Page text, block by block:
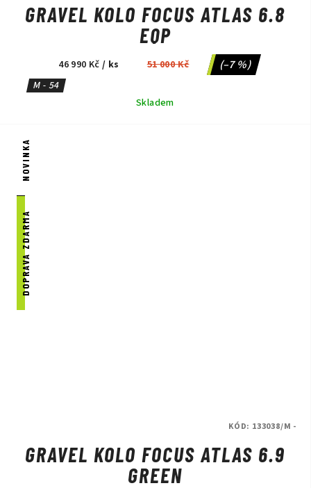
GRAVEL KOLO FOCUS ATLAS 6.8
EQP
46 990 Kč/ ks 51 000 Kč (–7 %)
M - 54
Skladem
NOVINKA
DOPRAVA ZDARMA
GRAVEL KOLO FOCUS ATLAS 6.9
GREEN
KÓD: 133038/M -